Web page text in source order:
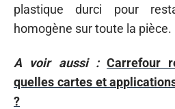
plastique durci pour
homogène sur toute la pièce.
A voir aussi : Carrefour
quelles cartes et
?